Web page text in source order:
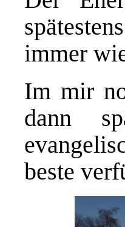
immer
Im mir
dann
beste